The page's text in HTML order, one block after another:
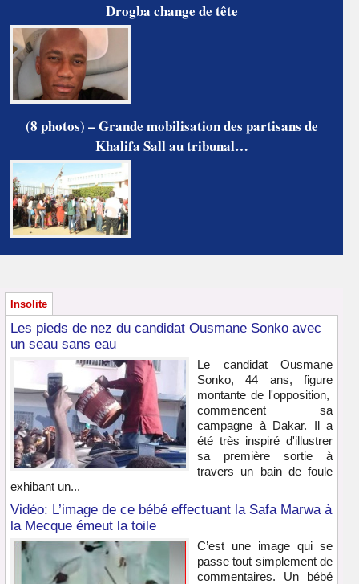
Drogba change de tête
(8 photos) – Grande mobilisation des partisans de
Khalifa Sall au tribunal…
Insolite
Les pieds de nez du candidat Ousmane Sonko avec
un seau sans eau
Le candidat Ousmane
Sonko, 44 ans, figure
montante de l'opposition,
commencent sa
campagne à Dakar. Il a
été très inspiré d'illustrer
sa première sortie à
travers un bain de foule
exhibant un...
Vidéo: L’image de ce bébé effectuant la Safa Marwa à
la Mecque émeut la toile
C’est une image qui se
passe tout simplement de
commentaires. Un bébé